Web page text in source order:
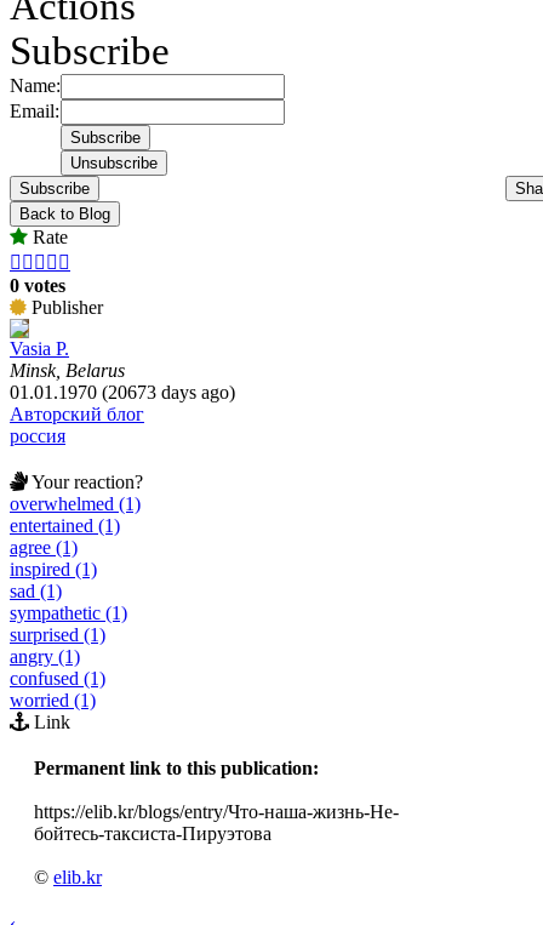
Subscribe
Name:
Email:
Subscribe
Back to Blog
Rate
    
0 votes
Publisher
Vasia P.
Minsk, Belarus
01.01.1970 (20673 days ago)
Авторский блог
россия
Your reaction?
overwhelmed (1)
entertained (1)
agree (1)
inspired (1)
sad (1)
sympathetic (1)
surprised (1)
angry (1)
confused (1)
worried (1)
Link
Permanent link to this publication:
https://elib.kr/blogs/entry/Что-наша-жизнь-Не-
бойтесь-таксиста-Пируэтова
© elib.kr